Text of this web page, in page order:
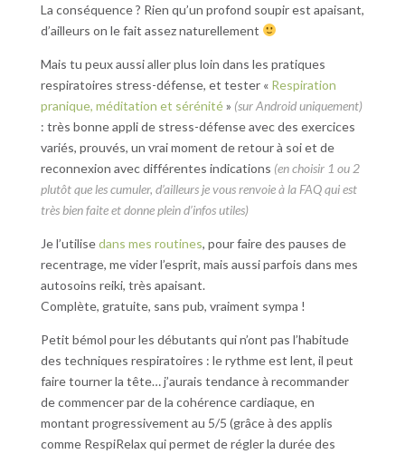
La conséquence ? Rien qu’un profond soupir est apaisant,
d’ailleurs on le fait assez naturellement
Mais tu peux aussi aller plus loin dans les pratiques
respiratoires stress-défense, et tester « Respiration
pranique, méditation et sérénité» (sur Android uniquement)
: très bonne appli de stress-défense avec des exercices
variés, prouvés, un vrai moment de retour à soi et de
reconnexion avec différentes indications (en choisir 1 ou 2
plutôt que les cumuler, d’ailleurs je vous renvoie à la FAQ qui est
très bien faite et donne plein d’infos utiles)
Je l’utilisedans mes routines, pour faire des pauses de
recentrage, me vider l’esprit, mais aussi parfois dans mes
autosoins reiki, très apaisant.
Complète, gratuite, sans pub, vraiment sympa !
Petit bémol pour les débutants qui n’ont pas l’habitude
des techniques respiratoires : le rythme est lent, il peut
faire tourner la tête… j’aurais tendance à recommander
de commencer par de la cohérence cardiaque, en
montant progressivement au 5/5 (grâce à des applis
comme RespiRelax qui permet de régler la durée des